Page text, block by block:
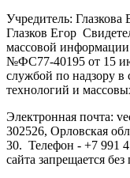
Учредитель: Глазкова
Глазков Егор
массовой
№ФС77-40195 от 15
службой по надзору
технологий и
Электронная почта:
302526, Орловская
30. Телефон - +7 991
сайта запрещается